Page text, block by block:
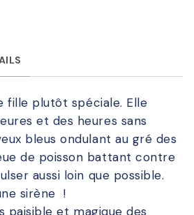
fille plutôt spéciale. Elle
et des heures sans
bleus ondulant au gré des
de poisson battant contre
aussi loin que possible.
sirène !
paisible et magique des